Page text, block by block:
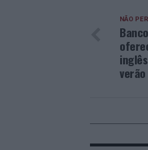
NÃO
verão